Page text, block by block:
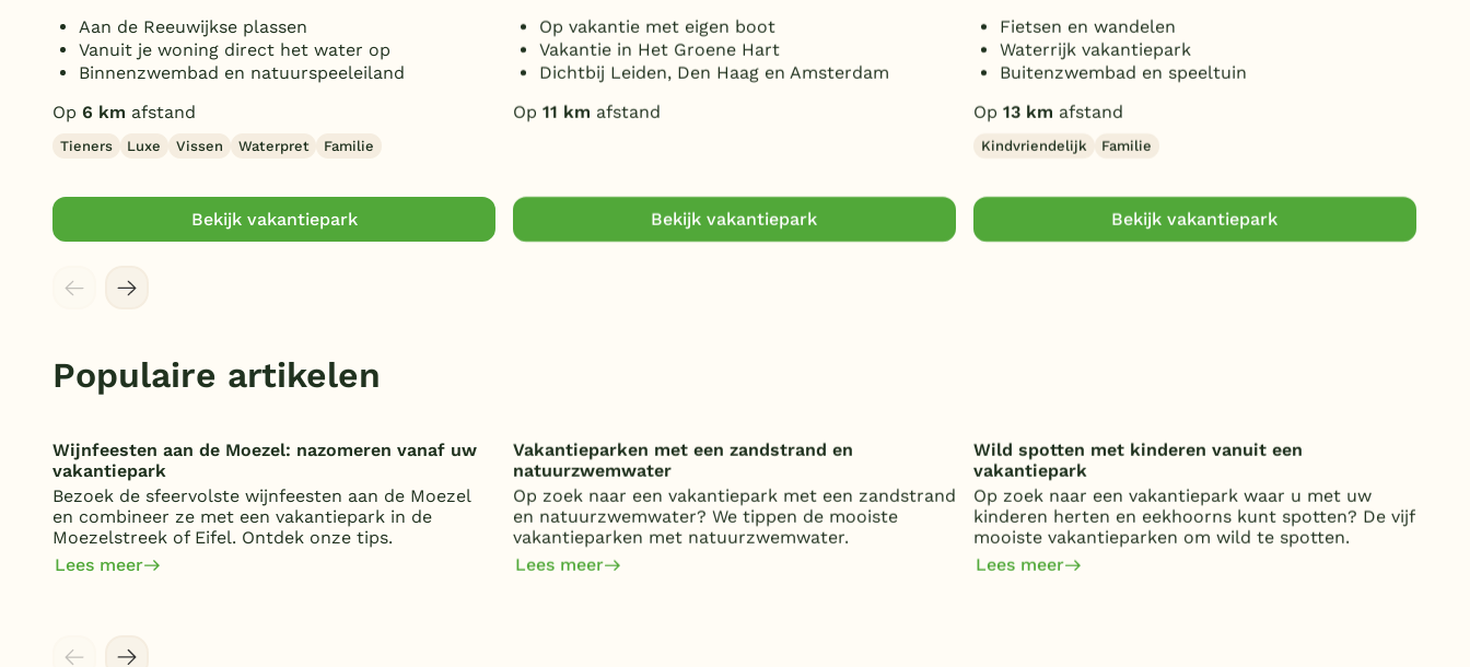
Aan de Reeuwijkse plassen
Vanuit je woning direct het water op
Binnenzwembad en natuurspeeleiland
Op 6 km afstand
Tieners Luxe Vissen Waterpret Familie
Bekijk vakantiepark
Op vakantie met eigen boot
Vakantie in Het Groene Hart
Dichtbij Leiden, Den Haag en Amsterdam
Op 11 km afstand
Bekijk vakantiepark
Fietsen en wandelen
Waterrijk vakantiepark
Buitenzwembad en speeltuin
Op 13 km afstand
Kindvriendelijk Familie
Bekijk vakantiepark
Populaire artikelen
Wijnfeesten aan de Moezel: nazomeren vanaf uw
vakantiepark
Bezoek de sfeervolste wijnfeesten aan de Moezel
en combineer ze met een vakantiepark in de
Moezelstreek of Eifel. Ontdek onze tips.
Lees meer
Vakantieparken met een zandstrand en
natuurzwemwater
Op zoek naar een vakantiepark met een zandstrand
en natuurzwemwater? We tippen de mooiste
vakantieparken met natuurzwemwater.
Lees meer
Wild spotten met kinderen vanuit een
vakantiepark
Op zoek naar een vakantiepark waar u met uw
kinderen herten en eekhoorns kunt spotten? De vijf
mooiste vakantieparken om wild te spotten.
Lees meer